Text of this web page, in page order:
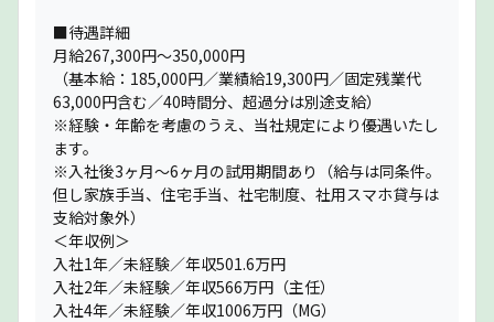
■待遇詳細
月給267,300円～350,000円
（基本給：185,000円／業績給19,300円／固定残業代
63,000円含む／40時間分、超過分は別途支給）
※経験・年齢を考慮のうえ、当社規定により優遇いたし
ます。
※入社後3ヶ月〜6ヶ月の試用期間あり（給与は同条件。
但し家族手当、住宅手当、社宅制度、社用スマホ貸与は
支給対象外）
＜年収例＞
入社1年／未経験／年収501.6万円
入社2年／未経験／年収566万円（主任）
入社4年／未経験／年収1006万円（MG）